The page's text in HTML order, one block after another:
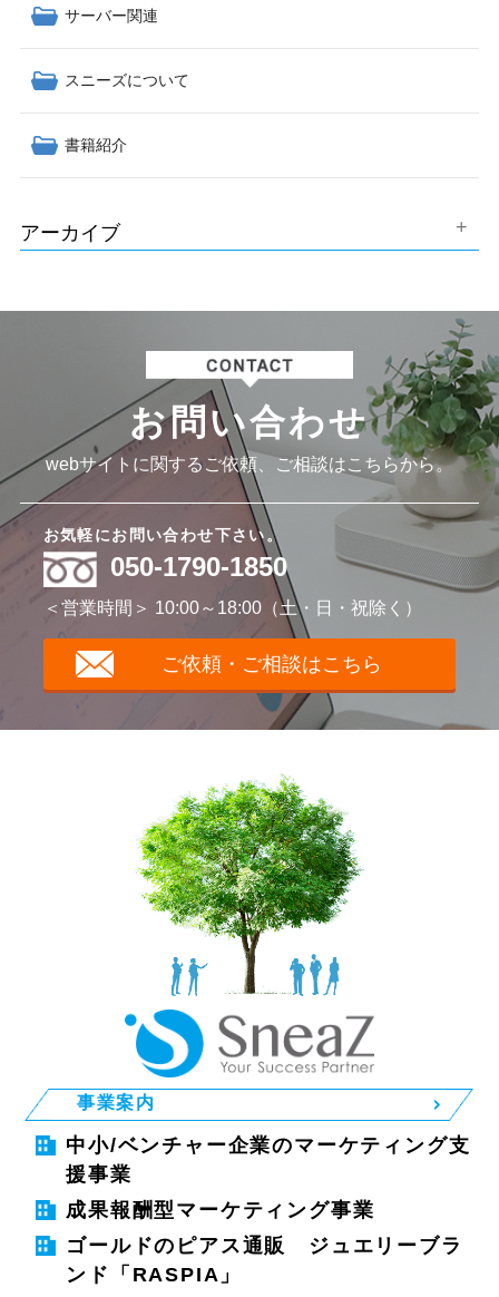
サーバー関連
スニーズについて
書籍紹介
アーカイブ
お問い合わせ
webサイトに関するご依頼、ご相談はこちらから。
お気軽にお問い合わせ下さい。
050-1790-1850
＜営業時間＞ 10:00～18:00（土・日・祝除く）
ご依頼・ご相談はこちら
事業案内
中小/ベンチャー企業のマーケティング支
援事業
成果報酬型マーケティング事業
ゴールドのピアス通販 ジュエリーブラ
ンド「RASPIA」